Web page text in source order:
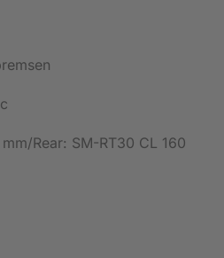
Rear: SM-RT30 CL 160